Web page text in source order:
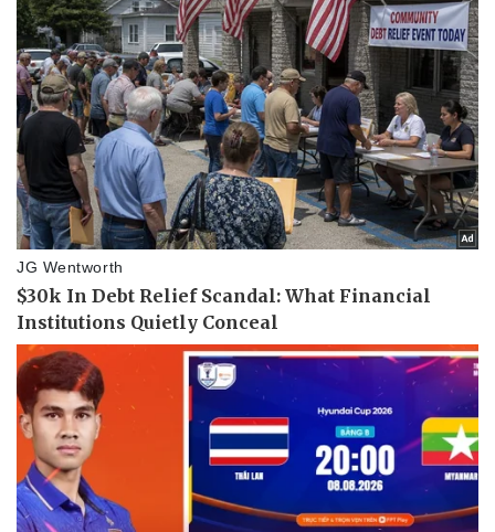
Pháp luật
Tin nóng
Tư vấn luật
Quân sự - Quốc phòng
Việt Nam
Phân tích